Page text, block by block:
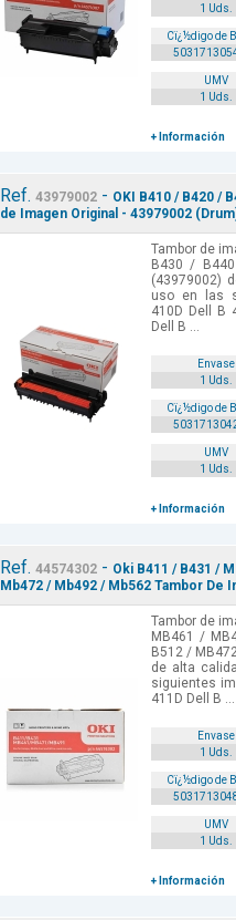
1 Uds.
Cï¿½digo de
UMV
1 Uds.
+ Información
Ref. 43979002- OKI B410 / B420 /
de Imagen Original - 43979002
Tambor de
B430 /
(43979002)
uso en las
410D Dell B
Dell B ...
Envase
1 Uds.
Cï¿½digo de
UMV
1 Uds.
+ Información
Ref. 44574302- Oki B411 / B431 /
Mb472 / Mb492 / Mb562 Tambor De
Tambor de
MB461 /
B512 /
de alta
siguientes
411D Dell B ...
Envase
1 Uds.
Cï¿½digo de
UMV
1 Uds.
+ Información